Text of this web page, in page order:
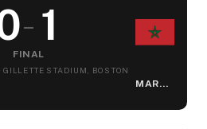
– 1
FINAL
GILLETTE STADIUM, BOSTON
MARRUECOS